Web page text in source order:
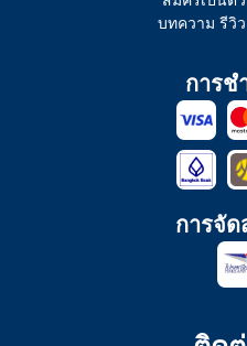
บทความ รีวิ
การช
การจัด